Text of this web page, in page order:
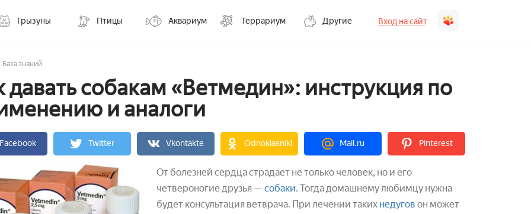
Грызуны Птицы Аквариум Террариум Другие Вход на сайт
База знаний
давать собакам «Ветмедин»: инструкция по
и аналоги
Facebook Twitter Vkontakte Odnoklasniki Mail.ru Pinterest
От болезней сердца страдает не только человек, но и его
четвероногие друзья —собаки. Тогда домашнему любимцу нужна
будет консультация ветврача. При лечении таких недугов он может